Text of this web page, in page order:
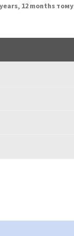
12 months тому